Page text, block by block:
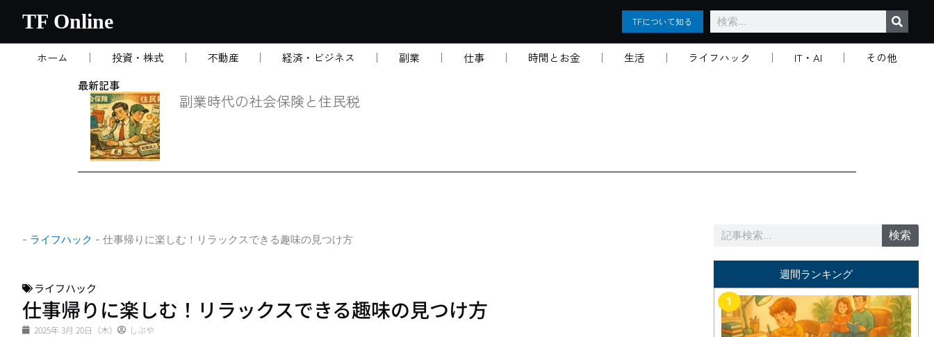
を
TF Online TFについて知る
検
索
ホーム 投資・株式 不動産 経済・ビジネス 副業 仕事 時間とお金 生活 ライフハック IT・AI
その他
最新記事
副業時代の社会保険と住民税
- ライフハック - 仕事帰りに楽しむ！リラックスできる趣味の見つけ方
ライフハック
仕事帰りに楽しむ！リラックスできる趣味の見つけ方
2025年 3月 20日（木） しぶや
検
検索
週間ランキング
1